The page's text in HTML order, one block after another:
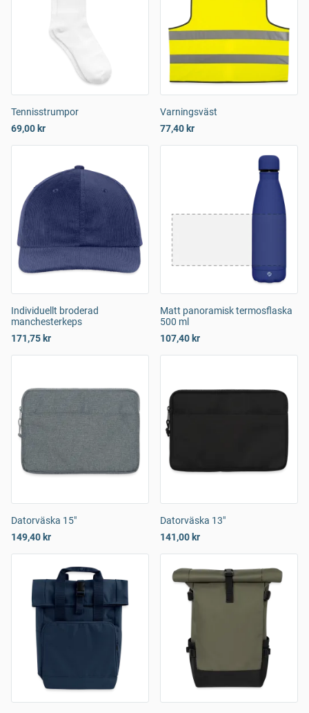
Tennisstrumpor
69,00 kr
Varningsväst
77,40 kr
Individuellt broderad
manchesterkeps
171,75 kr
Matt panoramisk termosflaska
500 ml
107,40 kr
Datorväska 15"
149,40 kr
Datorväska 13"
141,00 kr